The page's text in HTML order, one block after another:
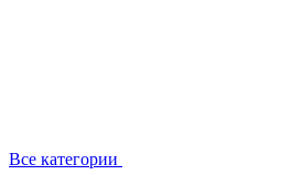
Все категории